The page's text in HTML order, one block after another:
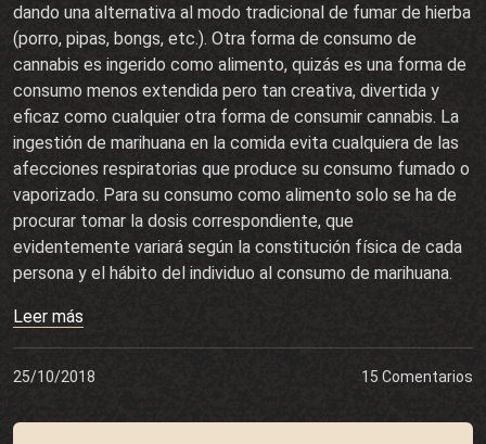
dando una alternativa al modo tradicional de fumar de hierba
(porro, pipas, bongs, etc.). Otra forma de consumo de
cannabis es ingerido como alimento, quizás es una forma de
consumo menos extendida pero tan creativa, divertida y
eficaz como cualquier otra forma de consumir cannabis. La
ingestión de marihuana en la comida evita cualquiera de las
afecciones respiratorias que produce su consumo fumado o
vaporizado. Para su consumo como alimento solo se ha de
procurar tomar la dosis correspondiente, que
evidentemente variará según la constitución física de cada
persona y el hábito del individuo al consumo de marihuana.
Leer más
25/10/2018 15 Comentarios